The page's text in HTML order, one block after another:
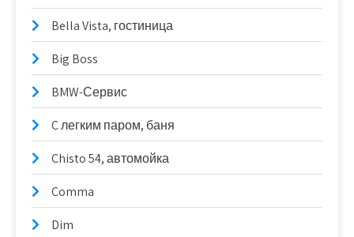
Bella Vista, гостиница
Big Boss
BMW-Сервис
C легким паром, баня
Chisto 54, автомойка
Comma
Dim